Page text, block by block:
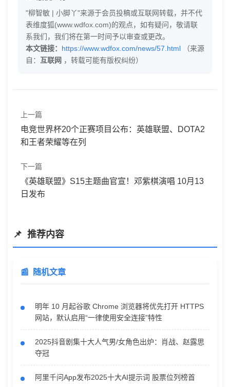
"柳智敏 | 小脚丫"来源于会员投稿或互联网转载，并不代
表维度狐(www.wdfox.com)的观点，如有疑问，敬请联
系我们，我们将在第一时间予以审查或更改。
本文链接： https://www.wdfox.com/news/57.html （来源
自： 互联网 ，转载可能有版权纠纷）
上一篇
电竞世界杯20个正赛项目公布：英雄联盟、DOTA2
和王者荣耀等在列
下一篇
《英雄联盟》S15主题曲官宣！邓紫棋演唱 10月13
日发布
推荐内容
随机文章
明年 10 月起谷歌 Chrome 浏览器将优先打开 HTTPS
网站，默认启用“一律使用安全连接”特性
2025抖音剧集十大人气男/女角色出炉：肖战、赵露思
夺冠
阿里千问App发布2025十大AI提示词 股票位列榜首